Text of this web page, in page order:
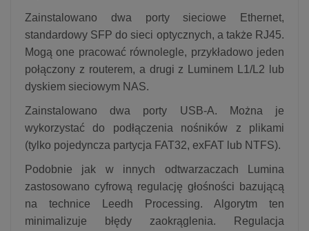
Zainstalowano dwa porty sieciowe Ethernet,
standardowy SFP do sieci optycznych, a także RJ45.
Mogą one pracować równolegle, przykładowo jeden
połączony z routerem, a drugi z Luminem L1/L2 lub
dyskiem sieciowym NAS.
Zainstalowano dwa porty USB-A. Można je
wykorzystać do podłączenia nośników z plikami
(tylko pojedyncza partycja FAT32, exFAT lub NTFS).
Podobnie jak w innych odtwarzaczach Lumina
zastosowano cyfrową regulację głośności bazującą
na technice Leedh Processing. Algorytm ten
minimalizuje błędy zaokrąglenia. Regulacja